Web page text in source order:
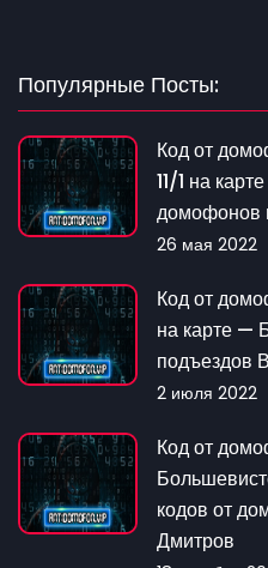
Популярные Посты:
Код от
11/1 на
домофонов
26 мая 2022
Код от
на карте —
подъездов
2 июля 2022
Код от
кодов от
Дмитров